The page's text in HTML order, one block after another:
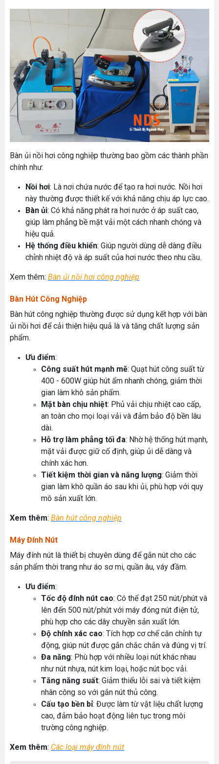
Bàn ủi nồi hơi công nghiệp thường bao gồm các thành phần
chính như:
Nồi hơi: Là nơi chứa nước để tạo ra hơi nước. Nồi hơi
này thường được thiết kế với khả năng chịu áp lực cao.
Bàn ủi: Có khả năng phát ra hơi nước ở áp suất cao,
giúp làm phẳng bề mặt vải một cách nhanh chóng và
hiệu quả.
Hệ thống điều khiển: Giúp người dùng dễ dàng điều
chỉnh nhiệt độ và áp suất của hơi nước theo nhu cầu.
Xem thêm: Bàn ủi nồi hơi công nghiệp
Bàn Hút Công Nghiệp
Bàn hút công nghiệp thường được sử dụng kết hợp với bàn
ủi nồi hơi để cải thiện hiệu quả là và tăng chất lượng sản
phẩm.
Ưu điểm:
Công suất hút mạnh mẽ: Quạt hút công suất từ
400 - 600W giúp hút ẩm nhanh chóng, giảm thời
gian làm khô sản phẩm.
Mặt bàn chịu nhiệt: Phủ vải chịu nhiệt cao cấp,
an toàn cho mọi loại vải và đảm bảo độ bền lâu
dài.
Hỗ trợ làm phẳng tối đa: Nhờ hệ thống hút mạnh,
mặt vải được giữ cố định, giúp ủi dễ dàng và
chính xác hơn.
Tiết kiệm thời gian và năng lượng: Giảm thời
gian làm khô quần áo sau khi ủi, phù hợp với quy
mô sản xuất lớn.
Xem thêm: Bàn hút công nghiệp
Máy Đính Nút
Máy đính nút là thiết bị chuyên dùng để gắn nút cho các
sản phẩm thời trang như áo sơ mi, quần âu, váy đầm.
Ưu điểm:
Tốc độ đính nút cao: Có thể đạt 250 nút/phút và
lên đến 500 nút/phút với máy đóng nút điện tử,
phù hợp cho các dây chuyền sản xuất lớn.
Độ chính xác cao: Tích hợp cơ chế căn chỉnh tự
động, giúp nút được gắn chắc chắn và đúng vị trí.
Đa năng: Phù hợp với nhiều loại nút khác nhau
như nút nhựa, nút kim loại, hoặc nút bọc vải.
Tăng năng suất: Giảm thiểu lỗi sai và tiết kiệm
nhân công so với gắn nút thủ công.
Cấu tạo bền bỉ: Được làm từ vật liệu chất lượng
cao, đảm bảo hoạt động liên tục trong môi
trường công nghiệp.
Xem thêm: Các loại máy đính nút